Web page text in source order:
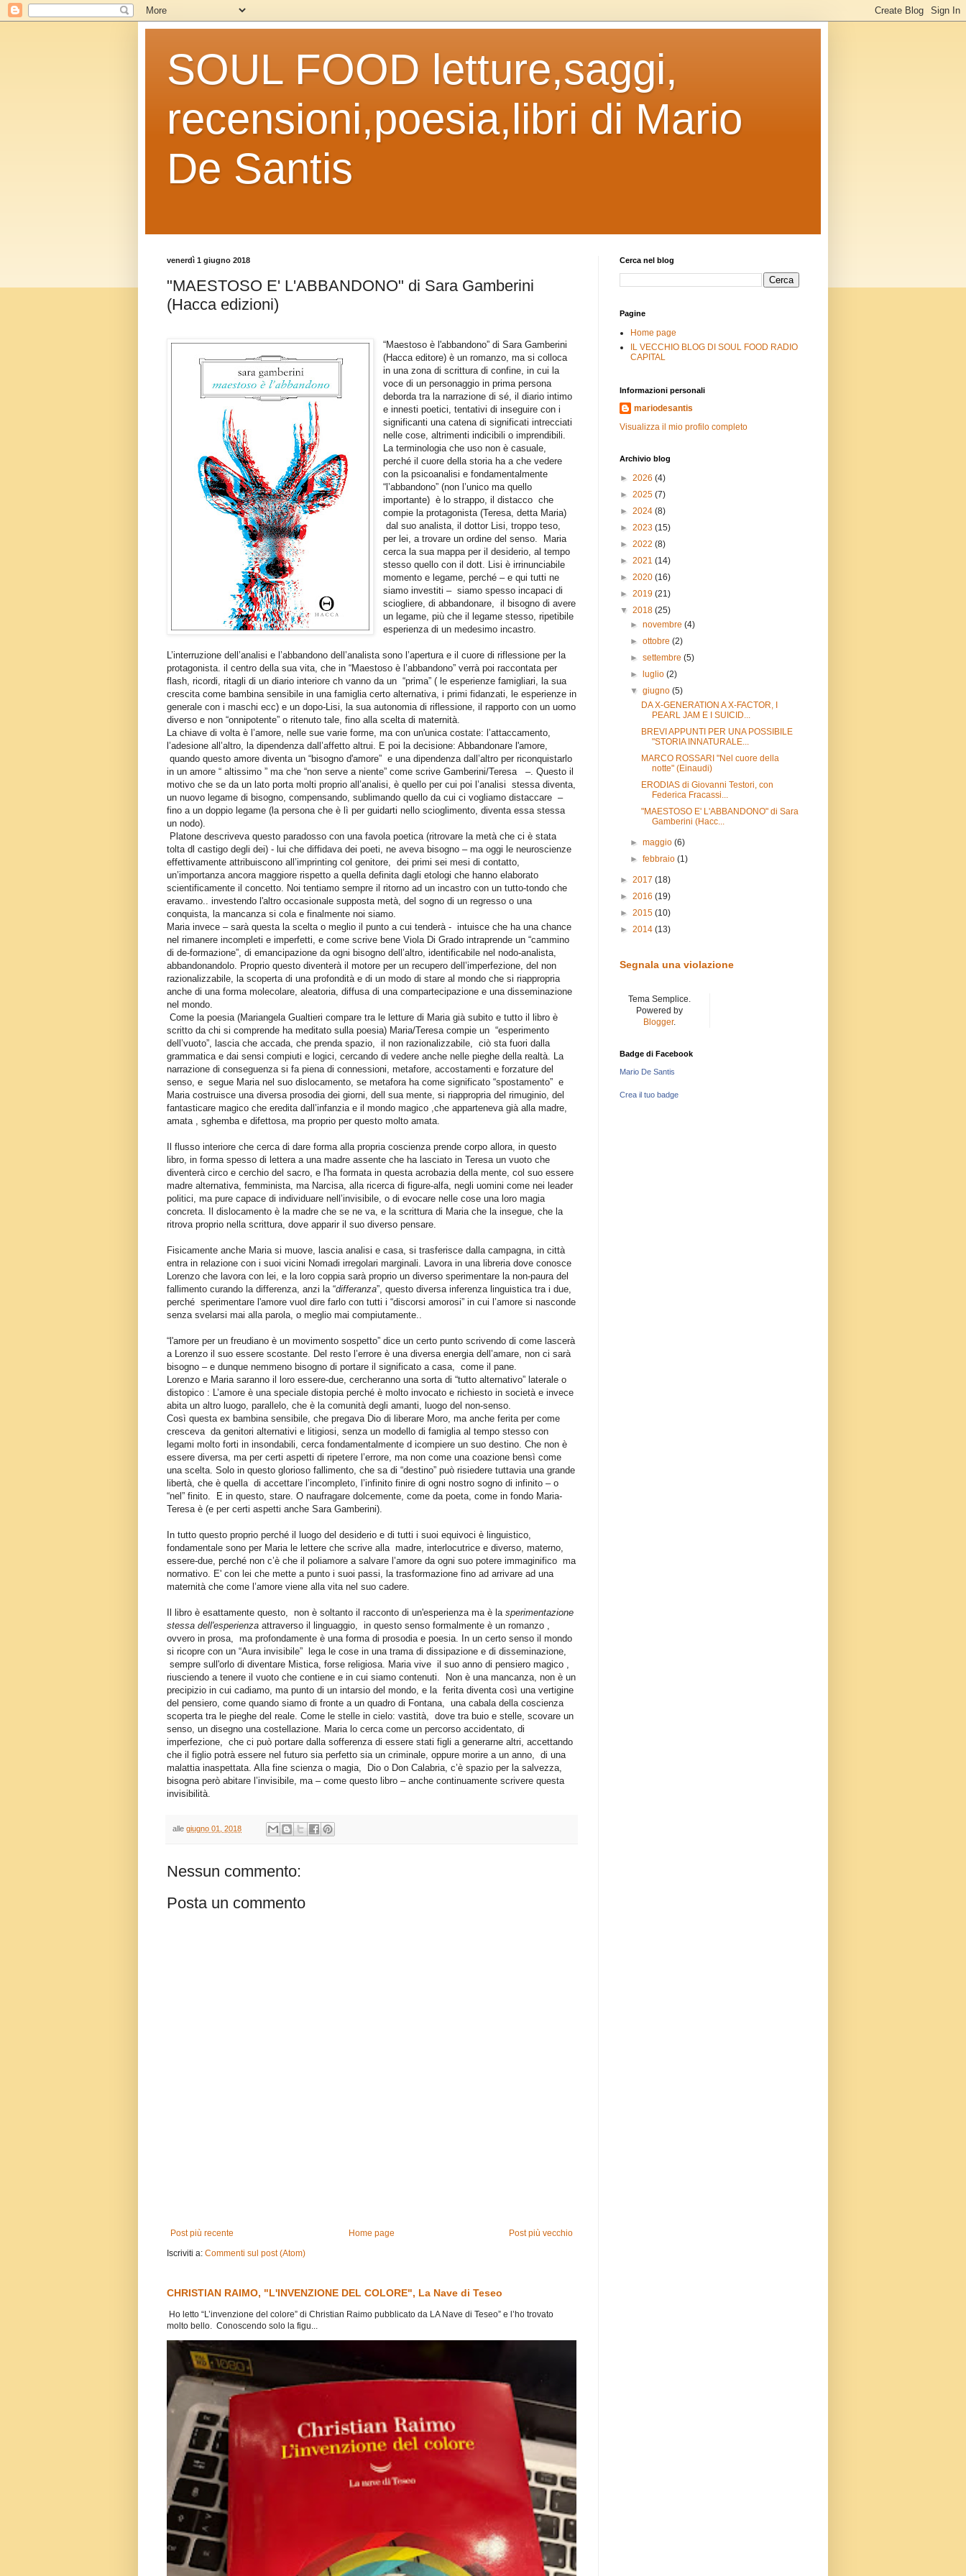
SOUL FOOD letture,saggi,
recensioni,poesia,libri di Mario
De Santis
venerdì 1 giugno 2018
"MAESTOSO E' L'ABBANDONO" di Sara Gamberini
(Hacca edizioni)
“Maestoso è l'abbandono” di Sara Gamberini
(Hacca editore) è un romanzo, ma si colloca
in una zona di scrittura di confine, in cui la
voce di un personaggio in prima persona
deborda tra la narrazione di sé, il diario intimo
e innesti poetici, tentativi di inseguire con i
significanti una catena di significati intrecciati
nelle cose, altrimenti indicibili o imprendibili.
La terminologia che uso non è casuale,
perché il cuore della storia ha a che vedere
con la psicoanalisi e fondamentalmente
“l’abbandono” (non l’unico ma quello
importante) è lo strappo, il distacco che
compie la protagonista (Teresa, detta Maria)
dal suo analista, il dottor Lisi, troppo teso,
per lei, a trovare un ordine del senso.
Maria
cerca la sua mappa per il desiderio, al tempo
stesso quello con il dott. Lisi è irrinunciabile
momento e legame, perché – e qui tutti ne
siamo investiti – siamo spesso incapaci di
sciogliere, di abbandonare,
il bisogno di avere
un legame, più che il legame stesso, ripetibile
esperienza di un medesimo incastro.
L’interruzione dell’analisi e l’abbandono dell’analista sono l’apertura e il cuore di riflessione per la
protagonista. il centro della sua vita, che in “Maestoso è l’abbandono” verrà poi raccontata per
flash, ricordi, ritagli di un diario interiore ch vanno da un “prima” ( le esperienze famigliari, la sua
crescita come bambina sensibile in una famiglia certo alternativa, i primi fidanzati, le esperienze in
generale con i maschi ecc) e un dopo-Lisi, la sua autonomia di riflessione, il rapporto con un uomo
diverso e non “onnipotente” o ritenuto tale, fino alla scelta di maternità.
La chiave di volta è l’amore, nelle sue varie forme, ma con un'unica costate: l’attaccamento,
l’adesione all’altro, la dipendenza dall’affetto altrui. E poi la decisione: Abbandonare l'amore,
quando questo amore diventa un “bisogno d'amore” e una dipendenza dall’altro per riconquistarlo
in un amore “ altissimo ” ma che “non serve a niente” come scrive Gamberini/Teresa
–. Questo il
motivo che se da un lato porta molti proprio all’analisi, è quello per cui poi l’analisi stessa diventa,
un nuovo legame di bisogno, compensando, sublimando quello da cui ci vogliamo distaccare –
fino a un doppio legame (la persona che è lì per guidarti nello scioglimento, diventa essa stessa
un nodo).
Platone descriveva questo paradosso con una favola poetica (ritrovare la metà che ci è stata
tolta dl castigo degli dei) - lui che diffidava dei poeti, ne aveva bisogno – ma oggi le neuroscienze
effettivamente attribuiscono all’imprinting col genitore,
dei primi sei mesi di contatto,
un’importanza ancora maggiore rispetto a quella definita dagli etologi che hanno elaborato
scientificamente il concetto. Noi tentiamo sempre il ritorno ad un incastro con un tutto-tondo che
eravamo.. investendo l'altro occasionale supposta metà, del sogno di un regresso o una
conquista, la mancanza si cola e finalmente noi siamo.
Maria invece – sarà questa la scelta o meglio il punto a cui tenderà - intuisce che ha una chance
nel rimanere incompleti e imperfetti, e come scrive bene Viola Di Grado intraprende un “cammino
di de-formazione”, di emancipazione da ogni bisogno dell’altro, identificabile nel nodo-analista,
abbandonandolo. Proprio questo diventerà il motore per un recupero dell’imperfezione, del non
razionalizzabile, la scoperta di una profondità e di un modo di stare al mondo che si riappropria
anche di una forma molecolare, aleatoria, diffusa di una compartecipazione e una disseminazione
nel mondo.
Come la poesia (Mariangela Gualtieri compare tra le letture di Maria già subito e tutto il libro è
scritto da chi si comprende ha meditato sulla poesia) Maria/Teresa compie un “esperimento
dell’vuoto”, lascia che accada, che prenda spazio,
il non razionalizzabile,
ciò sta fuori dalla
grammatica e dai sensi compiuti e logici, cercando di vedere anche nelle pieghe della realtà. La
narrazione di conseguenza si fa piena di connessioni, metafore, accostamenti e forzature del
senso, e segue Maria nel suo dislocamento, se metafora ha come significato “spostamento” e
Maria costruisce una diversa prosodia dei giorni, dell sua mente, si riappropria del rimuginio, del
fantasticare magico che eredita dall’infanzia e il mondo magico ,che apparteneva già alla madre,
amata , sghemba e difettosa, ma proprio per questo molto amata.
Il flusso interiore che cerca di dare forma alla propria coscienza prende corpo allora, in questo
libro, in forma spesso di lettera a una madre assente che ha lasciato in Teresa un vuoto che
diventerà circo e cerchio del sacro, e l'ha formata in questa acrobazia della mente, col suo essere
madre alternativa, femminista, ma Narcisa, alla ricerca di figure-alfa, negli uomini come nei leader
politici, ma pure capace di individuare nell’invisibile, o di evocare nelle cose una loro magia
concreta. Il dislocamento è la madre che se ne va, e la scrittura di Maria che la insegue, che la
ritrova proprio nella scrittura, dove apparir il suo diverso pensare.
Fisicamente anche Maria si muove, lascia analisi e casa, si trasferisce dalla campagna, in città
entra in relazione con i suoi vicini Nomadi irregolari marginali. Lavora in una libreria dove conosce
Lorenzo che lavora con lei, e la loro coppia sarà proprio un diverso sperimentare la non-paura del
fallimento curando la differenza, anzi la “differanza”, questo diversa inferenza linguistica tra i due,
perché sperimentare l'amore vuol dire farlo con tutti i “discorsi amorosi” in cui l’amore si nasconde
senza svelarsi mai alla parola, o meglio mai compiutamente..
“l'amore per un freudiano è un movimento sospetto” dice un certo punto scrivendo di come lascerà
a Lorenzo il suo essere scostante. Del resto l’errore è una diversa energia dell’amare, non ci sarà
bisogno – e dunque nemmeno bisogno di portare il significato a casa,
come il pane.
Lorenzo e Maria saranno il loro essere-due, cercheranno una sorta di “tutto alternativo” laterale o
distopico : L’amore è una speciale distopia perché è molto invocato e richiesto in società e invece
abita un altro luogo, parallelo, che è la comunità degli amanti, luogo del non-senso.
Così questa ex bambina sensibile, che pregava Dio di liberare Moro, ma anche ferita per come
cresceva da genitori alternativi e litigiosi, senza un modello di famiglia al tempo stesso con
legami molto forti in insondabili, cerca fondamentalmente d icompiere un suo destino. Che non è
essere diversa, ma per certi aspetti di ripetere l’errore, ma non come una coazione bensì come
una scelta. Solo in questo glorioso fallimento, che sa di “destino” può risiedere tuttavia una grande
libertà, che è quella di accettare l’incompleto, l’infinito finire di ogni nostro sogno di infinito – o
“nel” finito.
E in questo, stare. O naufragare dolcemente, come da poeta, come in fondo Maria-
Teresa è (e per certi aspetti anche Sara Gamberini).
In tutto questo proprio perché il luogo del desiderio e di tutti i suoi equivoci è linguistico,
fondamentale sono per Maria le lettere che scrive alla madre, interlocutrice e diverso, materno,
essere-due, perché non c’è che il poliamore a salvare l’amore da ogni suo potere immaginifico ma
normativo. E' con lei che mette a punto i suoi passi, la trasformazione fino ad arrivare ad una
maternità che come l’amore viene alla vita nel suo cadere.
Il libro è esattamente questo, non è soltanto il racconto di un'esperienza ma è la sperimentazione
stessa dell'esperienza attraverso il linguaggio,
in questo senso formalmente è un romanzo ,
ovvero in prosa,
ma profondamente è una forma di prosodia e poesia. In un certo senso il mondo
si ricopre con un “Aura invisibile” lega le cose in una trama di dissipazione e di disseminazione,
sempre sull'orlo di diventare Mistica, forse religiosa. Maria vive il suo anno di pensiero magico ,
riusciendo a tenere il vuoto che contiene e in cui siamo contenuti.
Non è una mancanza, non è un
precipizio in cui cadiamo, ma punto di un intarsio del mondo, e la ferita diventa così una vertigine
del pensiero, come quando siamo di fronte a un quadro di Fontana,
una cabala della coscienza
scoperta tra le pieghe del reale. Come le stelle in cielo: vastità,
dove tra buio e stelle, scovare un
senso, un disegno una costellazione. Maria lo cerca come un percorso accidentato, di
imperfezione,
che ci può portare dalla sofferenza di essere stati figli a generarne altri, accettando
che il figlio potrà essere nel futuro sia perfetto sia un criminale, oppure morire a un anno,
di una
malattia inaspettata. Alla fine scienza o magia,
Dio o Don Calabria, c’è spazio per la salvezza,
bisogna però abitare l’invisibile, ma – come questo libro – anche continuamente scrivere questa
invisibilità.
alle giugno 01, 2018
Nessun commento:
Posta un commento
Post più recente Post più vecchio
Home page
Iscriviti a: Commenti sul post (Atom)
CHRISTIAN RAIMO, "L'INVENZIONE DEL COLORE", La Nave di Teseo
Ho letto “L’invenzione del colore” di Christian Raimo pubblicato da LA Nave di Teseo” e l’ho trovato
molto bello. Conoscendo solo la figu...
Cerca nel blog
Pagine
Home page
IL VECCHIO BLOG DI SOUL FOOD RADIO
CAPITAL
Informazioni personali
mariodesantis
Visualizza il mio profilo completo
Archivio blog
► 2026 (4)
► 2025 (7)
► 2024 (8)
► 2023 (15)
► 2022 (8)
► 2021 (14)
► 2020 (16)
► 2019 (21)
▼ 2018 (25)
►novembre(4)
►ottobre(2)
►settembre(5)
►
luglio(2)
▼giugno(5)
DA X-GENERATION A X-FACTOR, I
PEARL JAM E I SUICID...
BREVI APPUNTI PER UNA POSSIBILE
"STORIA INNATURALE...
MARCO ROSSARI "Nel cuore della
notte" (Einaudi)
ERODIAS di Giovanni Testori, con
Federica Fracassi...
"MAESTOSO E' L'ABBANDONO" di Sara
Gamberini (Hacc...
►maggio(6)
►febbraio(1)
► 2017 (18)
► 2016 (19)
► 2015 (10)
► 2014 (13)
Segnala una violazione
Tema Semplice.
Powered by
Blogger.
Badge di Facebook
Mario De Santis
Crea il tuo badge